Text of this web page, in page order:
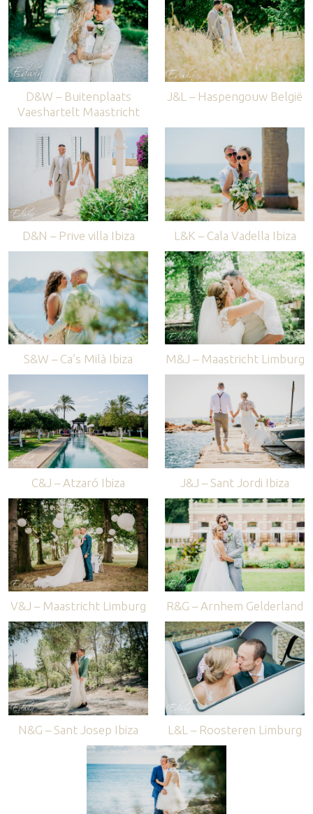
D&W – Buitenplaats
Vaeshartelt Maastricht
J&L – Haspengouw België
D&N – Prive villa Ibiza L&K – Cala Vadella Ibiza
S&W – Ca’s Milà Ibiza M&J – Maastricht Limburg
C&J – Atzaró Ibiza J&J – Sant Jordi Ibiza
V&J – Maastricht Limburg R&G – Arnhem Gelderland
N&G – Sant Josep Ibiza L&L – Roosteren Limburg